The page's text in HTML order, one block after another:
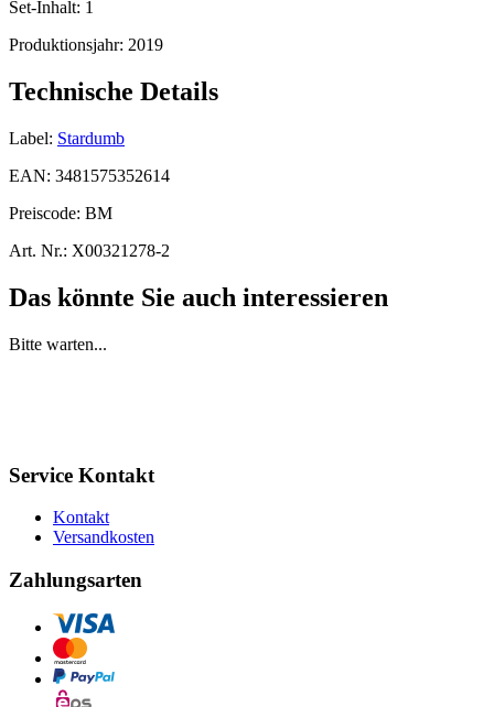
Set-Inhalt: 1
Produktionsjahr: 2019
Technische Details
Label: Stardumb
EAN: 3481575352614
Preiscode: BM
Art. Nr.: X00321278-2
Das könnte Sie auch interessieren
Bitte warten...
Service Kontakt
Kontakt
Versandkosten
Zahlungsarten